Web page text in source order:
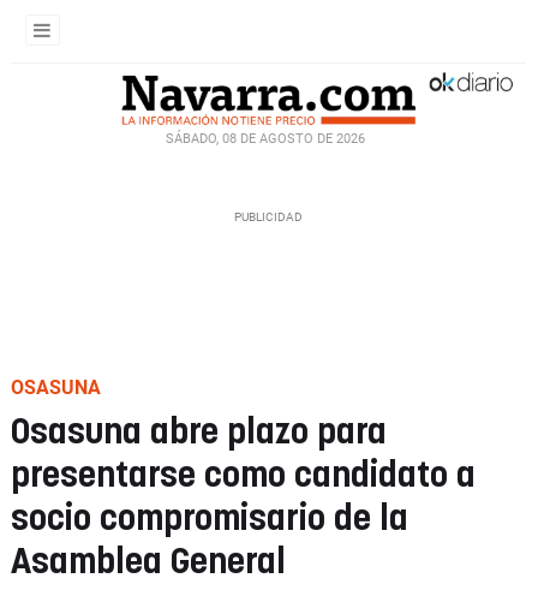
SÁBADO, 08 DE AGOSTO DE 2026
OSASUNA
Osasuna abre plazo para
presentarse como candidato a
socio compromisario de la
Asamblea General